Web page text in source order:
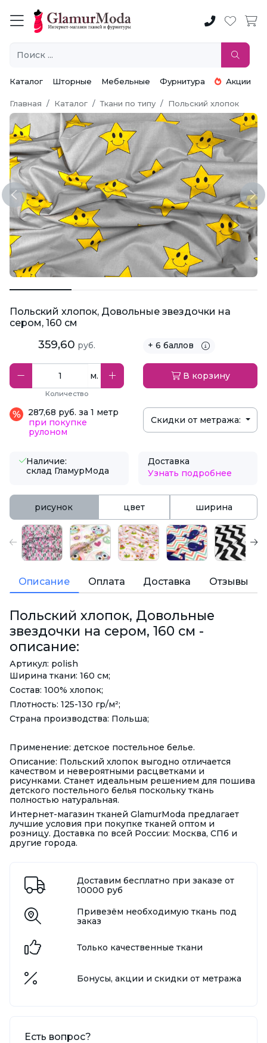
Каталог Шторные Мебельные Фурнитура Акции
Главная Каталог Ткани по типу Польский хлопок
Previous
Польский хлопок, Довольные звездочки на
сером, 160 см
359,60 руб. + 6 баллов
м.
Количество
В корзину
287,68 руб. за 1 метр
при покупке
рулоном
Скидки от метража:
Наличие:
склад ГламурМода
Доставка
Узнать подробнее
рисунок цвет ширина
Описание Оплата Доставка Отзывы
Польский хлопок, Довольные
звездочки на сером, 160 см -
описание:
Артикул: polish
Ширина ткани: 160 см;
Состав: 100% хлопок;
Плотность: 125-130 гр/м²;
Страна производства: Польша;
Применение: детское постельное белье.
Описание: Польский хлопок выгодно отличается
качеством и невероятными расцветками и
рисунками. Станет идеальным решением для пошива
детского постельного белья поскольку ткань
полностью натуральная.
Интернет-магазин тканей GlamurModa предлагает
лучшие условия при покупке тканей оптом и
розницу. Доставка по всей России: Москва, СПб и
другие города.
Доставим бесплатно при заказе от
10000 руб
Привезём необходимую ткань под
заказ
Только качественные ткани
Бонусы, акции и скидки от метража
Есть вопрос?